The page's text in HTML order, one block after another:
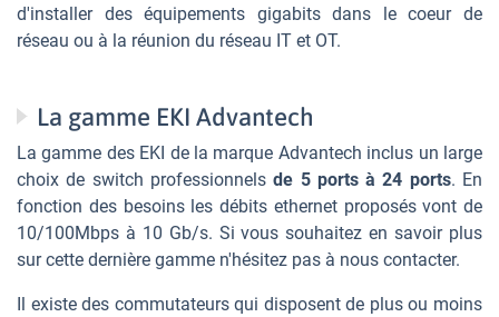
d'installer des équipements gigabits dans le coeur de
réseau ou à la réunion du réseau IT et OT.
La gamme EKI Advantech
La gamme des EKI de la marque Advantech inclus un large
choix de switch professionnelsde 5 ports à 24 ports. En
fonction des besoins les débits ethernet proposés vont de
10/100Mbps à 10 Gb/s. Si vous souhaitez en savoir plus
sur cette dernière gamme n'hésitez pas à nous contacter.
Il existe des commutateurs qui disposent de plus ou moins